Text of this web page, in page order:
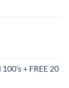
+ FREE 20